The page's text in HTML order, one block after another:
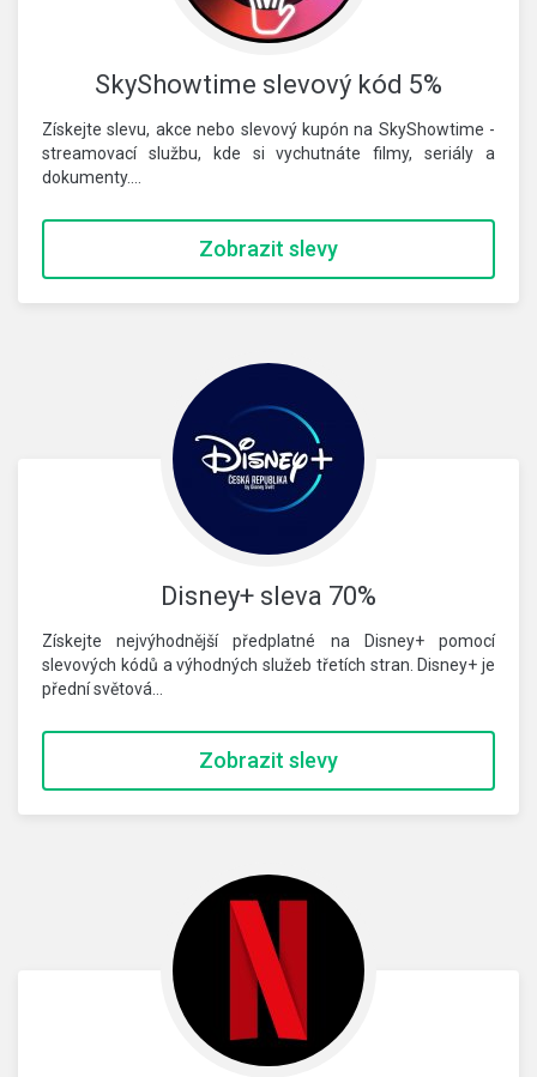
SkyShowtime slevový kód 5%
Získejte slevu, akce nebo slevový kupón na SkyShowtime -
streamovací službu, kde si vychutnáte filmy, seriály a
dokumenty.…
Zobrazit slevy
Disney+ sleva 70%
Získejte nejvýhodnější předplatné na Disney+ pomocí
slevových kódů a výhodných služeb třetích stran. Disney+ je
přední světová…
Zobrazit slevy